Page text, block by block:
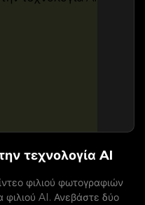
τεχνολογία AI
φιλιού φωτογραφιών
φιλιού AI. Ανεβάστε δύο